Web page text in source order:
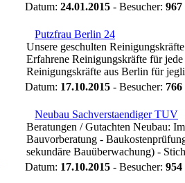
Datum: 24.01.2015 - Besucher: 967
Putzfrau Berlin 24
Unsere geschulten
Erfahrene Reinigungskräfte für
Reinigungskräfte aus Berlin für
Datum: 17.10.2015 - Besucher: 766
Neubau Sachverstaendiger TUV
Beratungen / Gutachten Neubau:
Bauvorberatung -
sekundäre Bauüberwachung) -
Datum: 17.10.2015 - Besucher: 954